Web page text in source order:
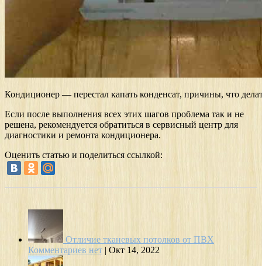
Кондиционер — перестал капать конденсат, причины, что
Если после выполнения всех этих шагов проблема так и не
решена, рекомендуется обратиться в сервисный центр для
диагностики и ремонта кондиционера.
Оценить статью и поделиться ссылкой:
Отличие тканевых потолков от ПВХ
Комментариев нет | Окт 14, 2022